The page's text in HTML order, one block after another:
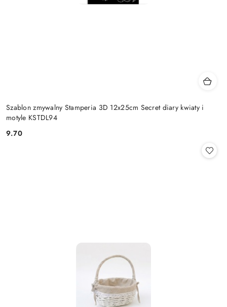
Szablon zmywalny Stamperia 3D 12x25cm Secret diary kwiaty i
motyle KSTDL94
Cena:
9.70